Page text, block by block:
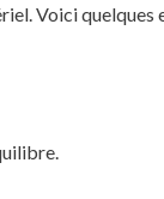
Voici